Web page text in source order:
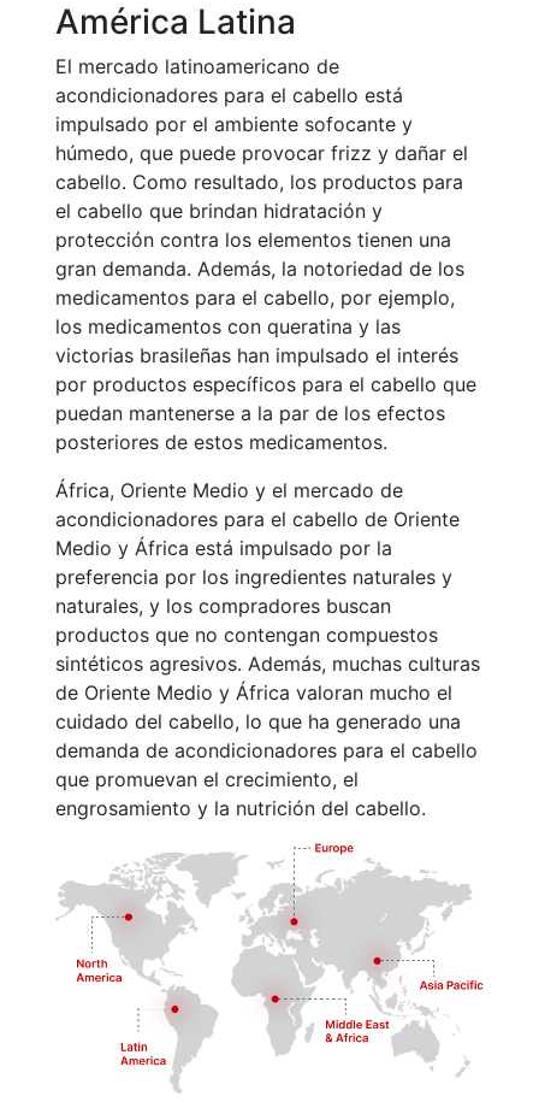
América Latina
El mercado latinoamericano de
acondicionadores para el cabello está
impulsado por el ambiente sofocante y
húmedo, que puede provocar frizz y dañar el
cabello. Como resultado, los productos para
el cabello que brindan hidratación y
protección contra los elementos tienen una
gran demanda. Además, la notoriedad de los
medicamentos para el cabello, por ejemplo,
los medicamentos con queratina y las
victorias brasileñas han impulsado el interés
por productos específicos para el cabello que
puedan mantenerse a la par de los efectos
posteriores de estos medicamentos.
África, Oriente Medio y el mercado de
acondicionadores para el cabello de Oriente
Medio y África está impulsado por la
preferencia por los ingredientes naturales y
naturales, y los compradores buscan
productos que no contengan compuestos
sintéticos agresivos. Además, muchas culturas
de Oriente Medio y África valoran mucho el
cuidado del cabello, lo que ha generado una
demanda de acondicionadores para el cabello
que promuevan el crecimiento, el
engrosamiento y la nutrición del cabello.